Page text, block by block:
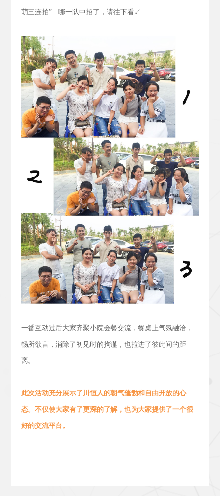
萌三连拍”，哪一队中招了，请往下看↙
一番互动过后大家齐聚小院会餐交流， 餐桌上气氛融洽，
畅所欲言，消除了初见时的拘谨，也拉进了彼此间的距
离。
此次活动充分展示了川恒人的朝气蓬勃和 自由开放的心
态。 不仅使大家有了更深的了解，也为大家提供了一个很
好的交流平台。